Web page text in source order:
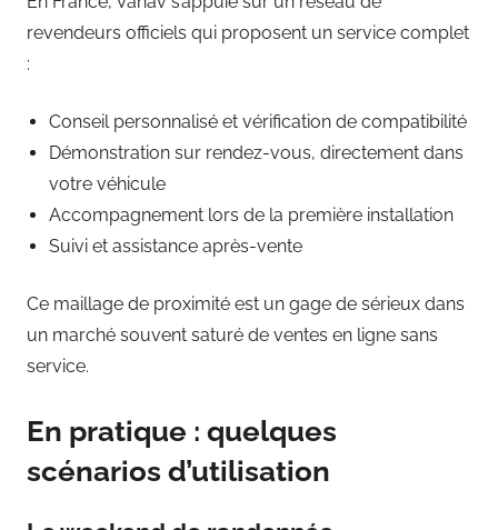
revendeurs officiels qui proposent un service complet
:
Conseil personnalisé et vérification de compatibilité
Démonstration sur rendez-vous, directement dans
votre véhicule
Accompagnement lors de la première installation
Suivi et assistance après-vente
Ce maillage de proximité est un gage de sérieux dans
un marché souvent saturé de ventes en ligne sans
service.
En pratique : quelques
scénarios d’utilisation